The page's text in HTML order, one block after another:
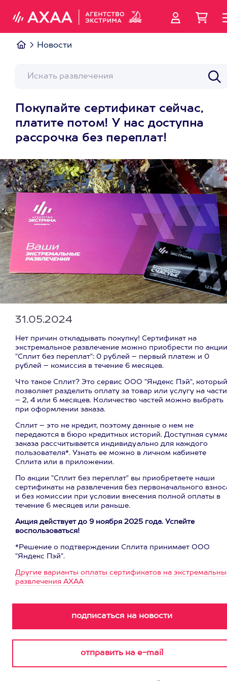
Новости
Покупайте сертификат сейчас,
платите потом! У нас доступна
рассрочка без переплат!
31.05.2024
Нет причин откладывать покупку! Сертификат на
экстремальное развлечение можно приобрести по акции
"Сплит без переплат": 0 рублей – первый платеж и 0
рублей – комиссия в течение 6 месяцев.
Что такое Сплит? Это сервис ООО "Яндекс Пэй", который
позволяет разделить оплату за товар или услугу на части
– 2, 4 или 6 месяцев. Количество частей можно выбрать
при оформлении заказа.
Сплит – это не кредит, поэтому данные о нем не
передаются в бюро кредитных историй. Доступная
заказа рассчитывается индивидуально для каждого
пользователя*. Узнать ее можно в личном кабинете
Сплита или в приложении.
По акции "Сплит без переплат" вы приобретаете наши
сертификаты на развлечения без первоначального
и без комиссии при условии внесения полной оплаты в
течение 6 месяцев или раньше.
Акция действует до 9 ноября 2025 года. Успейте
воспользоваться!
*Решение о подтверждении Сплита принимает ООО
"Яндекс Пэй".
Другие варианты оплаты сертификатов на
развлечения АХАА